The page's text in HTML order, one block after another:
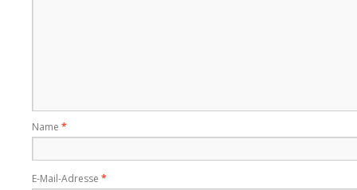
Name *
E-Mail-Adresse *